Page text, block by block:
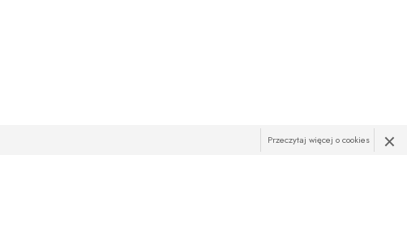
×
Przeczytaj więcej o cookies